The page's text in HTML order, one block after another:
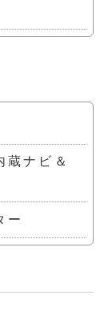
蔵ナビ＆
ー